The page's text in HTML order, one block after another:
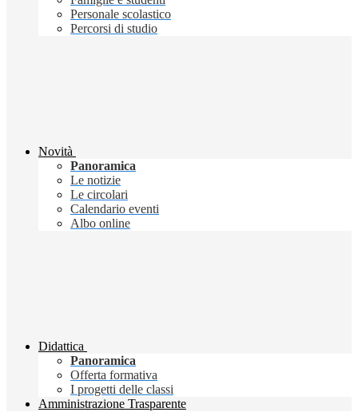
Personale scolastico
Percorsi di studio
Novità
Panoramica
Le notizie
Le circolari
Calendario eventi
Albo online
Didattica
Panoramica
Offerta formativa
I progetti delle classi
Amministrazione Trasparente